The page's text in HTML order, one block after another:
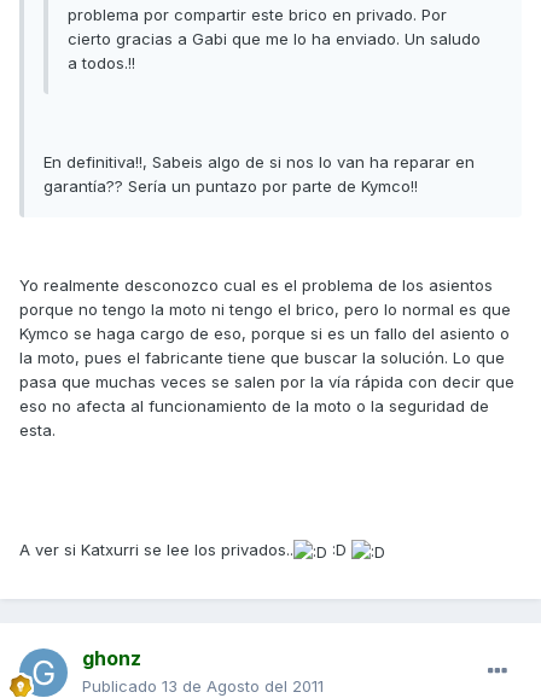
problema por compartir este brico en privado. Por
cierto gracias a Gabi que me lo ha enviado. Un saludo
a todos.!!
En definitiva!!, Sabeis algo de si nos lo van ha reparar en
garantía?? Sería un puntazo por parte de Kymco!!
Yo realmente desconozco cual es el problema de los asientos
porque no tengo la moto ni tengo el brico, pero lo normal es que
Kymco se haga cargo de eso, porque si es un fallo del asiento o
la moto, pues el fabricante tiene que buscar la solución. Lo que
pasa que muchas veces se salen por la vía rápida con decir que
eso no afecta al funcionamiento de la moto o la seguridad de
esta.
A ver si Katxurri se lee los privados.. :D
ghonz
Publicado 13 de Agosto del 2011